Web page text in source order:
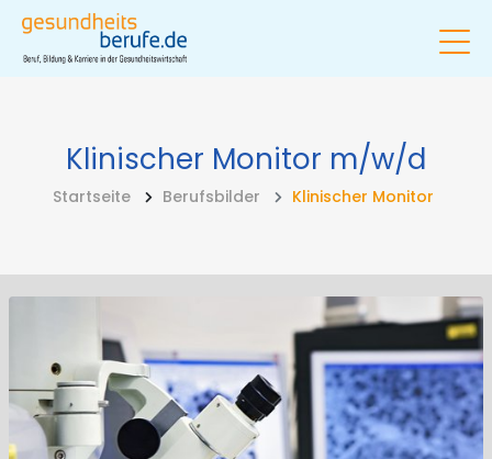
Klinischer Monitor m/w/d
Startseite Berufsbilder Klinischer Monitor